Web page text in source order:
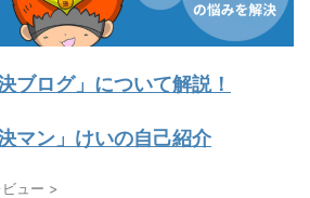
ブログ」について解説！
マン」けいの自己紹介
ビュー >